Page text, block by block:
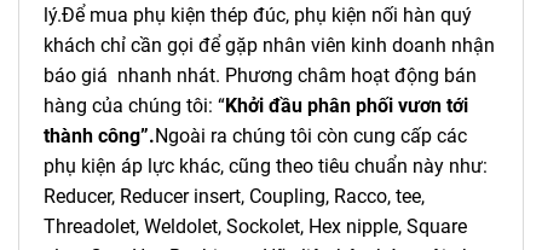
lý.Để mua phụ kiện thép đúc, phụ kiện nối hàn quý
khách chỉ cần gọi để gặp nhân viên kinh doanh nhận
báo giá nhanh nhát. Phương châm hoạt động bán
hàng của chúng tôi: “Khởi đầu phân phối vươn tới
thành công”.Ngoài ra chúng tôi còn cung cấp các
phụ kiện áp lực khác, cũng theo tiêu chuẩn này như:
Reducer, Reducer insert, Coupling, Racco, tee,
Threadolet, Weldolet, Sockolet, Hex nipple, Square